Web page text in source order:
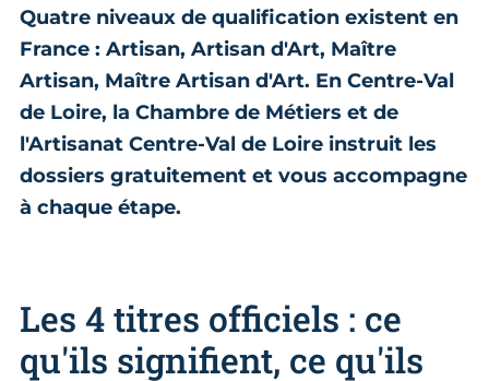
Quatre niveaux de qualification existent en
France : Artisan, Artisan d'Art, Maître
Artisan, Maître Artisan d'Art. En Centre-Val
de Loire, la Chambre de Métiers et de
l'Artisanat Centre-Val de Loire instruit les
dossiers gratuitement et vous accompagne
à chaque étape.
Les 4 titres officiels : ce
qu'ils signifient, ce qu'ils